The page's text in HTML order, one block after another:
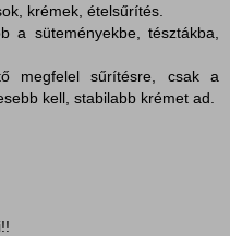
krémek, ételsűrítés.
a süteményekbe, tésztákba,
megfelel sűrítésre, csak a
kell, stabilabb krémet ad.